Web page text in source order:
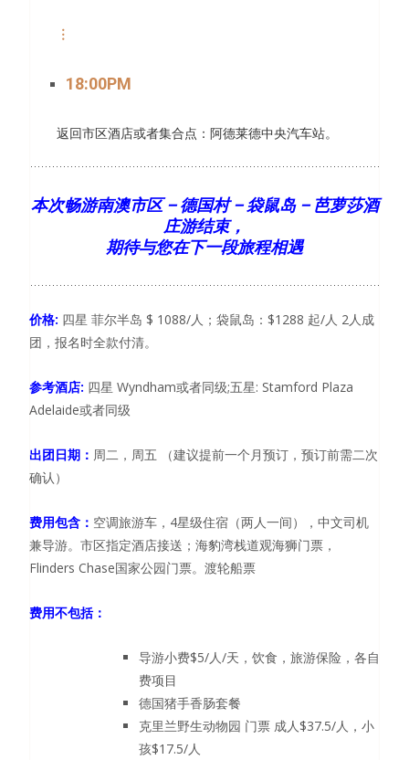
︙
18:00PM
返回市区酒店或者集合点：阿德莱德中央汽车站。
本次畅游南澳市区 – 德国村 – 袋鼠岛 – 芭萝莎酒
庄游结束，
期待与您在下一段旅程相遇
价格: 四星 菲尔半岛 $ 1088/人；袋鼠岛： $1288 起/人 2人成
团，报名时全款付清。
参考酒店: 四星 Wyndham或者同级;五星: Stamford Plaza
Adelaide或者同级
出团日期： 周二，周五 （建议提前一个月预订，预订前需二次
确认）
费用包含： 空调旅游车， 4星级住宿（两人一间），中文司机
兼导游。市区指定酒店接送；海豹湾栈道观海狮门票，
Flinders Chase国家公园门票。渡轮船票
费用不包括：
导游小费$5/人/天，饮食，旅游保险，各自
费项目
德国猪手香肠套餐
克里兰野生动物园 门票 成人$37.5/人，小
孩$17.5/人